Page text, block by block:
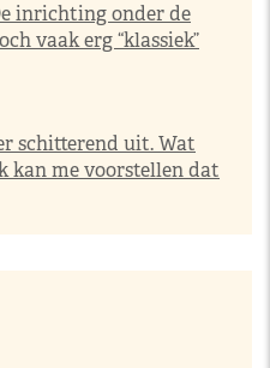
inrichting onder de
vaak erg “klassiek”
schitterend uit. Wat
kan me voorstellen dat